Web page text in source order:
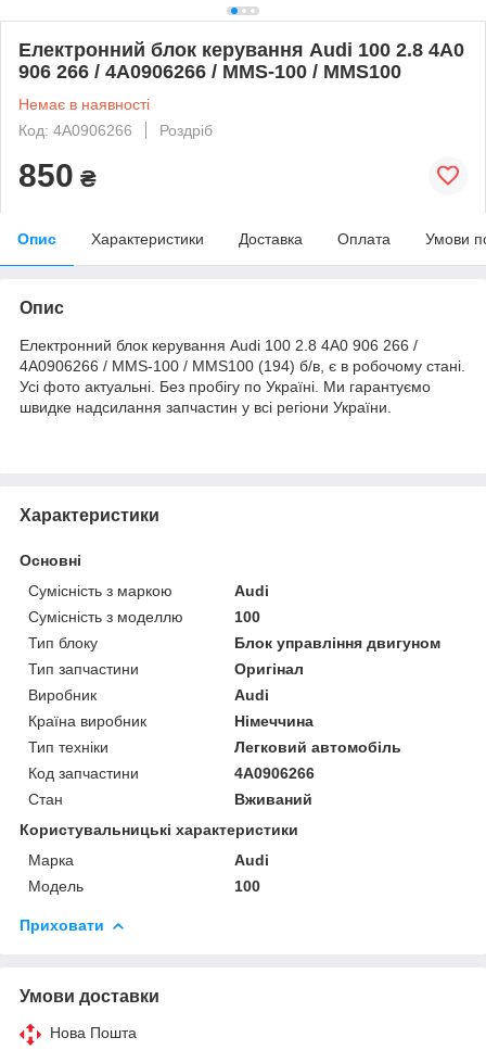
Електронний блок керування Audi 100 2.8 4A0
906 266 / 4A0906266 / MMS-100 / MMS100
Немає в наявності
Код: 4A0906266
Роздріб
850 ₴
Опис Характеристики Доставка Оплата Умови
Опис
Електронний блок керування Audi 100 2.8 4A0 906 266 /
4A0906266 / MMS-100 / MMS100 (194) б/в, є в робочому стані.
Усі фото актуальні. Без пробігу по Україні. Ми гарантуємо
швидке надсилання запчастин у всі регіони України.
Характеристики
Основні
Сумісність з маркою
Audi
Сумісність з моделлю
100
Тип блоку
Блок управління двигуном
Тип запчастини
Оригінал
Виробник
Audi
Країна виробник
Німеччина
Тип техніки
Легковий автомобіль
Код запчастини
4A0906266
Стан
Вживаний
Користувальницькі характеристики
Марка
Audi
Модель
100
Приховати
Умови доставки
Нова Пошта